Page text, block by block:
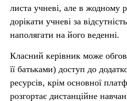
листа учневі, але в жодному
дорікати учневі за
наполягати на його веденні.
Класний керівник може
її батьками) доступ до
ресурсів, крім основної
розгортає дистанційне